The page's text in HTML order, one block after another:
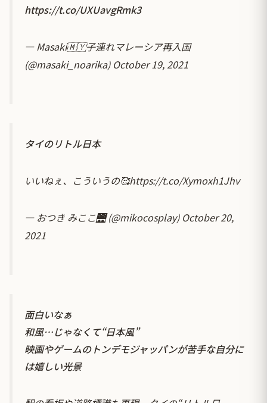
https://t.co/UXUavgRmk3
— Masaki🇲🇾子連れマレーシア再入国
(@masaki_noarika) October 19, 2021
タイのリトル日本
いいねぇ、こういうの🥰https://t.co/Xymoxh1Jhv
— おつき みここ🌉 (@mikocosplay) October 20,
2021
面白いなぁ
和風…じゃなくて“日本風”
映画やゲームのトンデモジャッパンが苦手な自分に
は嬉しい光景